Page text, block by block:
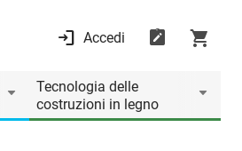
Accedi
Tecnologia delle
costruzioni in legno
Precedente prossimo